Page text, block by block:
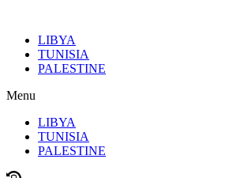
contenuLIBYA
TUNISIA
PALESTINE
Menu
LIBYA
TUNISIA
PALESTINE